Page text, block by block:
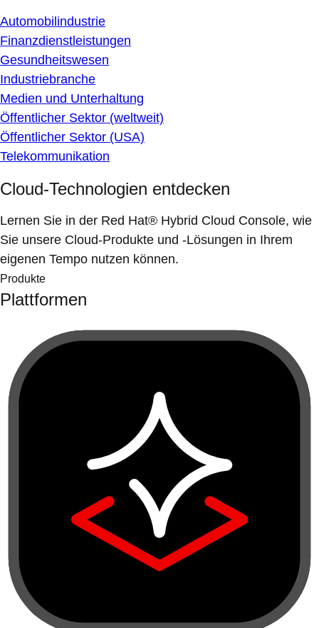
Automobilindustrie
Finanzdienstleistungen
Gesundheitswesen
Industriebranche
Medien und Unterhaltung
Öffentlicher Sektor (weltweit)
Öffentlicher Sektor (USA)
Telekommunikation
Cloud-Technologien entdecken
Lernen Sie in der Red Hat® Hybrid Cloud Console, wie
Sie unsere Cloud-Produkte und -Lösungen in Ihrem
eigenen Tempo nutzen können.
Produkte
Plattformen